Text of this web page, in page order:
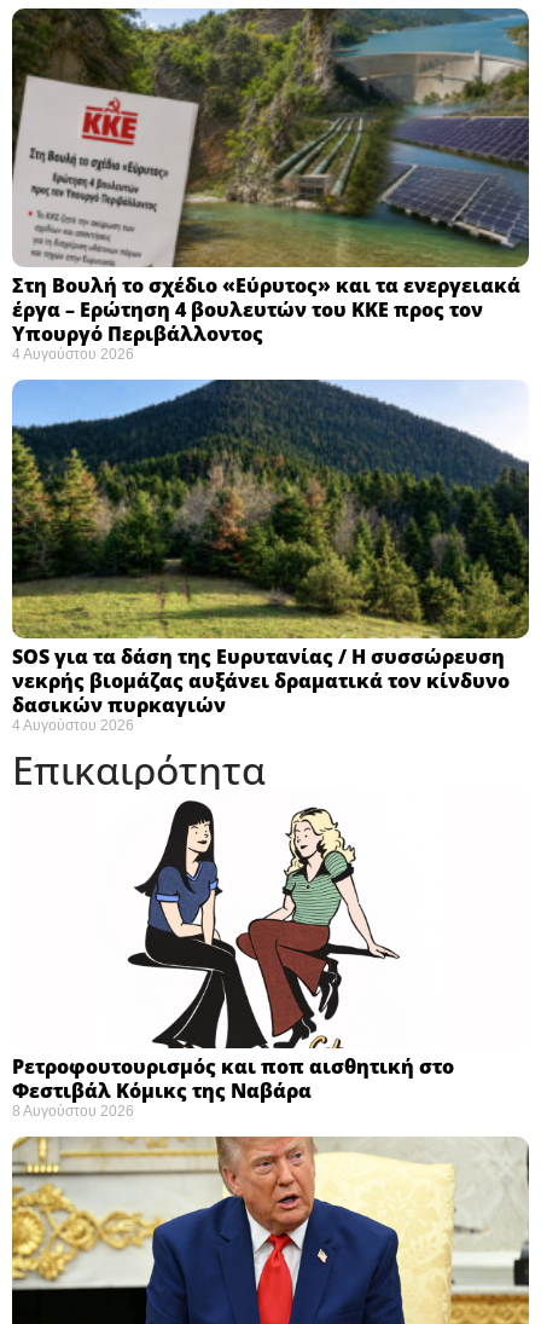
Στη Βουλή το σχέδιο «Εύρυτος» και τα ενεργειακά
έργα – Ερώτηση 4 βουλευτών του ΚΚΕ προς τον
Υπουργό Περιβάλλοντος
4 Αυγούστου 2026
SOS για τα δάση της Ευρυτανίας / Η συσσώρευση
νεκρής βιομάζας αυξάνει δραματικά τον κίνδυνο
δασικών πυρκαγιών
4 Αυγούστου 2026
Επικαιρότητα
Ρετροφουτουρισμός και ποπ αισθητική στο
Φεστιβάλ Κόμικς της Ναβάρα ​
8 Αυγούστου 2026